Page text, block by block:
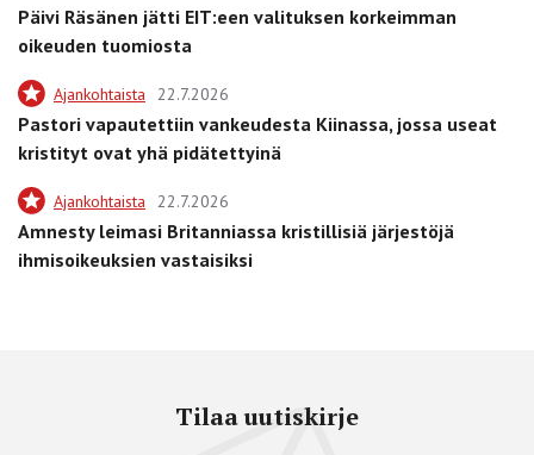
Päivi Räsänen jätti EIT:een valituksen korkeimman
oikeuden tuomiosta
Ajankohtaista 22.7.2026
Pastori vapautettiin vankeudesta Kiinassa, jossa useat
kristityt ovat yhä pidätettyinä
Ajankohtaista 22.7.2026
Amnesty leimasi Britanniassa kristillisiä järjestöjä
ihmisoikeuksien vastaisiksi
Tilaa uutiskirje